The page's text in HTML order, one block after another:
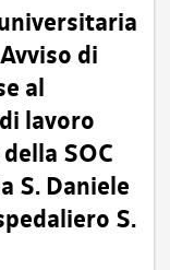
di
al
lavoro
SOC
S. Daniele
S.